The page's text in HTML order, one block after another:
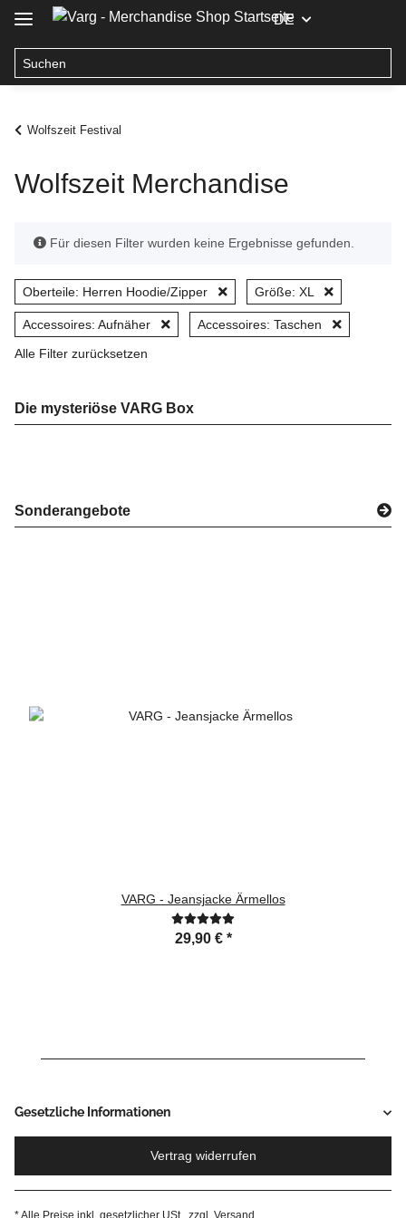
DE
Wolfszeit Festival
Wolfszeit Merchandise
x Für diesen Filter wurden keine Ergebnisse gefunden.
Oberteile: Herren Hoodie/Zipper Größe: XL
Accessoires: Aufnäher
Accessoires: Taschen
Alle Filter zurücksetzen
Die mysteriöse VARG Box
Sonderangebote
VARG - Jeansjacke Ärmellos
29,90 € *
Gesetzliche Informationen
Vertrag widerrufen